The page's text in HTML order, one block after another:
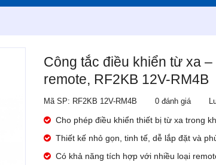
Công tắc điều khiển từ xa
remote, RF2KB 12V-RM4B
Mã SP: RF2KB 12V-RM4B 0 đánh giá
Cho phép điều khiển thiết bị từ xa trong
Thiết kế nhỏ gọn, tinh tế, dễ lắp đặt và
Có khả năng tích hợp với nhiều loại